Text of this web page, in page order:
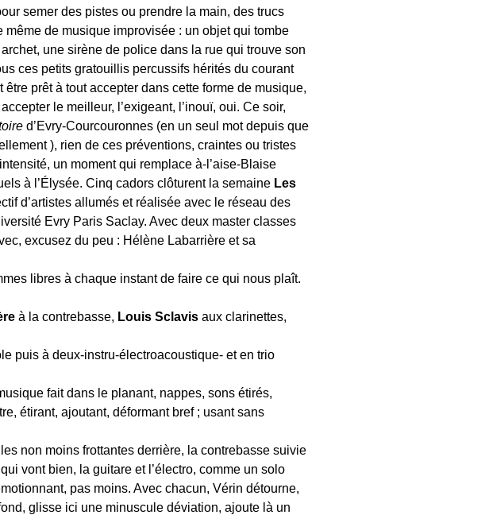
semer des pistes ou prendre la main, des trucs
même de musique improvisée : un objet qui tombe
une sirène de police dans la rue qui trouve son
ces petits gratouillis percussifs hérités du courant
prêt à tout accepter dans cette forme de musique,
le meilleur, l’exigeant, l’inouï, oui. Ce soir,
d’Evry-Courcouronnes (en un seul mot depuis que
), rien de ces préventions, craintes ou tristes
un moment qui remplace à-l’aise-Blaise
à l’Élysée. Cinq cadors clôturent la semaine Les
d’artistes allumés et réalisée avec le réseau des
Evry Paris Saclay. Avec deux master classes
excusez du peu : Hélène Labarrière et sa
libres à chaque instant de faire ce qui nous plaît.
à la contrebasse, Louis Sclavis aux clarinettes,
puis à deux-instru-électroacoustique- et en trio
fait dans le planant, nappes, sons étirés,
étirant, ajoutant, déformant bref ; usant sans
non moins frottantes derrière, la contrebasse suivie
vont bien, la guitare et l’électro, comme un solo
pas moins. Avec chacun, Vérin détourne,
glisse ici une minuscule déviation, ajoute là un